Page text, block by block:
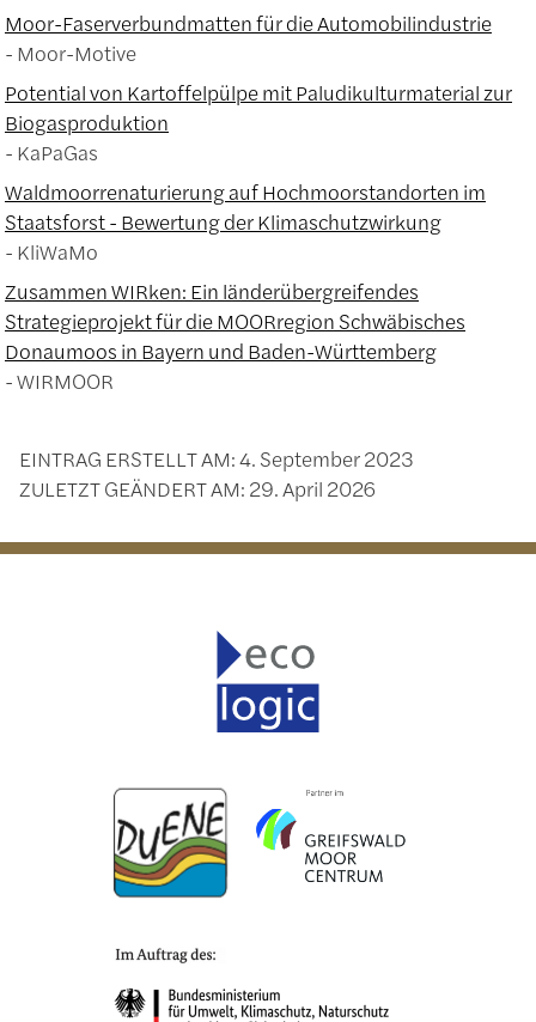
Moor-Faserverbundmatten für die Automobilindustrie
Moor-Motive
Potential von Kartoffelpülpe mit Paludikulturmaterial zur
Biogasproduktion
KaPaGas
Waldmoorrenaturierung auf Hochmoorstandorten im
Staatsforst - Bewertung der Klimaschutzwirkung
KliWaMo
Zusammen WIRken: Ein länderübergreifendes
Strategieprojekt für die MOORregion Schwäbisches
Donaumoos in Bayern und Baden-Württemberg
WIRMOOR
EINTRAG ERSTELLT AM:4. September 2023
ZULETZT GEÄNDERT AM: 29. April 2026